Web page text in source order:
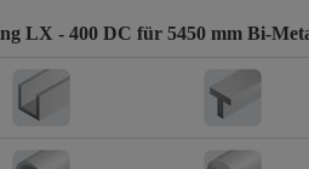
LX - 400 DC für 5450 mm Bi-